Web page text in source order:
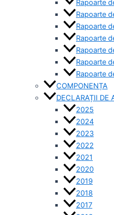
Rapoarte
Rapoarte
Rapoarte
Rapoarte
Rapoarte
Rapoarte
Rapoarte
COMPONENȚA
DECLARAȚII DE
2025
2024
2023
2022
2021
2020
2019
2018
2017